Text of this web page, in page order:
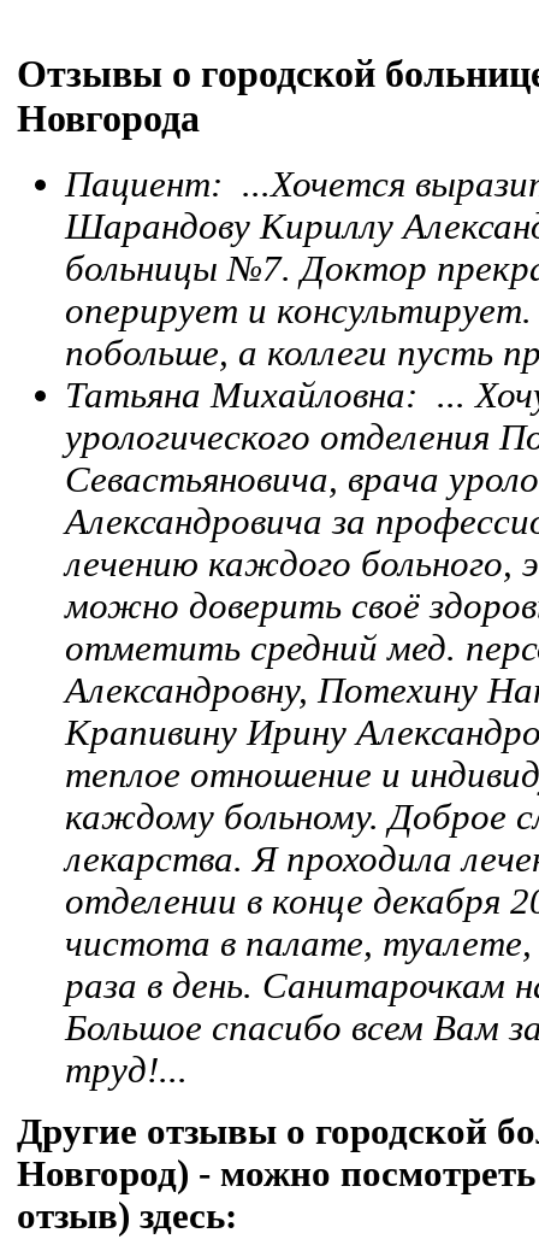
Отзывы о городской
Новгорода
Пациент: ...Хочется
Шарандову Кириллу
больницы №7. Доктор
оперирует и
побольше, а коллеги пусть
Татьяна Михайловна: ...
урологического отделения
Севастьяновича, врача
Александровича за
лечению каждого
можно доверить своё
отметить средний мед.
Александровну, Потехину
Крапивину Ирину
теплое отношение и
каждому больному. Доброе
лекарства. Я проходила
отделении в конце декабря
чистота в палате,
раза в день. Санитарочкам
Большое спасибо всем Вам
труд!...
Другие отзывы о городской
Новгород) - можно
отзыв) здесь: